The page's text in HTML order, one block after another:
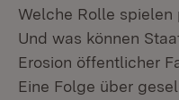
Welche Rolle
Und was können
Erosion öffentlicher
Eine Folge über